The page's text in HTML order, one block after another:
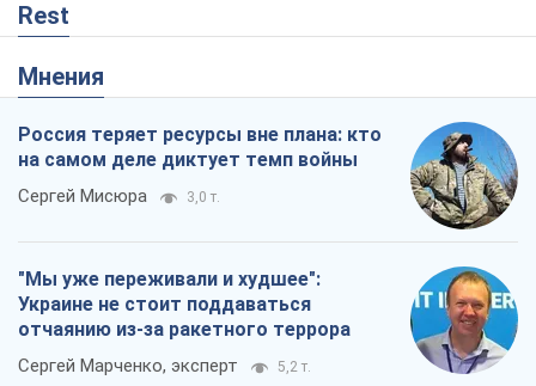
Rest
Мнения
Россия теряет ресурсы вне плана: кто
на самом деле диктует темп войны
Сергей Мисюра 3,0 т.
"Мы уже переживали и худшее":
Украине не стоит поддаваться
отчаянию из-за ракетного террора
Сергей Марченко, эксперт 5,2 т.